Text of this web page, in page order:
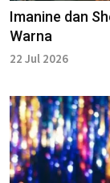
Imanine dan
Warna
22 Jul 2026